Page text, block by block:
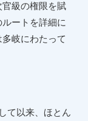
級の権限を賦
ートを詳細に
岐にわたって
て以来、ほとん